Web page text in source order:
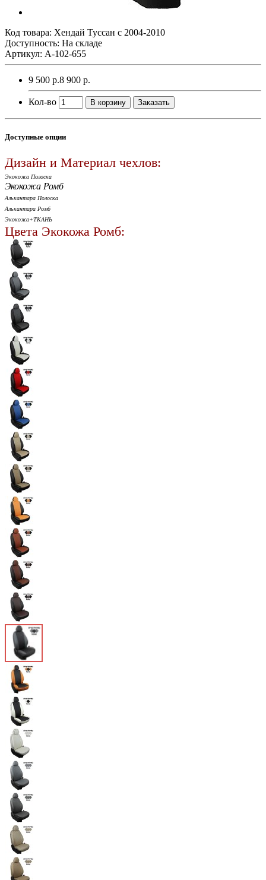
Код товара: Хендай Туссан с 2004-2010
Доступность: На складе
Артикул: A-102-655
9 500 р.8 900 р.
Кол-во В корзину Заказать
Доступные опции
Дизайн и Материал чехлов:
Экокожа Полоска
Экокожа Ромб
Алькантара Полоска
Алькантара Ромб
Экокожа+ТКАНЬ
Цвета Экокожа Ромб: